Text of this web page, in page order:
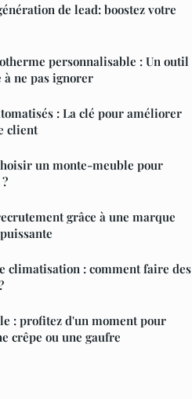
de lead: boostez votre
personnalisable : Un outil
ne pas ignorer
: La clé pour améliorer
client
un monte-meuble pour
grâce à une marque
climatisation : comment faire des
: profitez d'un moment pour
crêpe ou une gaufre